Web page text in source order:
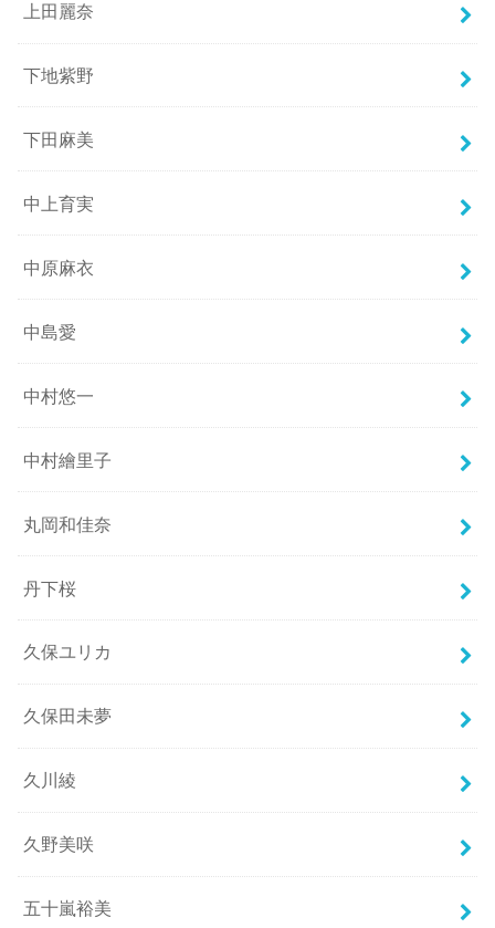
上田麗奈
下地紫野
下田麻美
中上育実
中原麻衣
中島愛
中村悠一
中村繪里子
丸岡和佳奈
丹下桜
久保ユリカ
久保田未夢
久川綾
久野美咲
五十嵐裕美